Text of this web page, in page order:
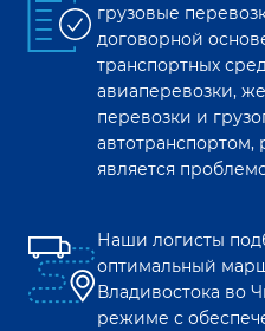
грузовые
договорной
транспортных
авиаперевозки,
перевозки и
автотранспортом,
является
Наши логисты
оптимальный
Владивостока во
режиме с